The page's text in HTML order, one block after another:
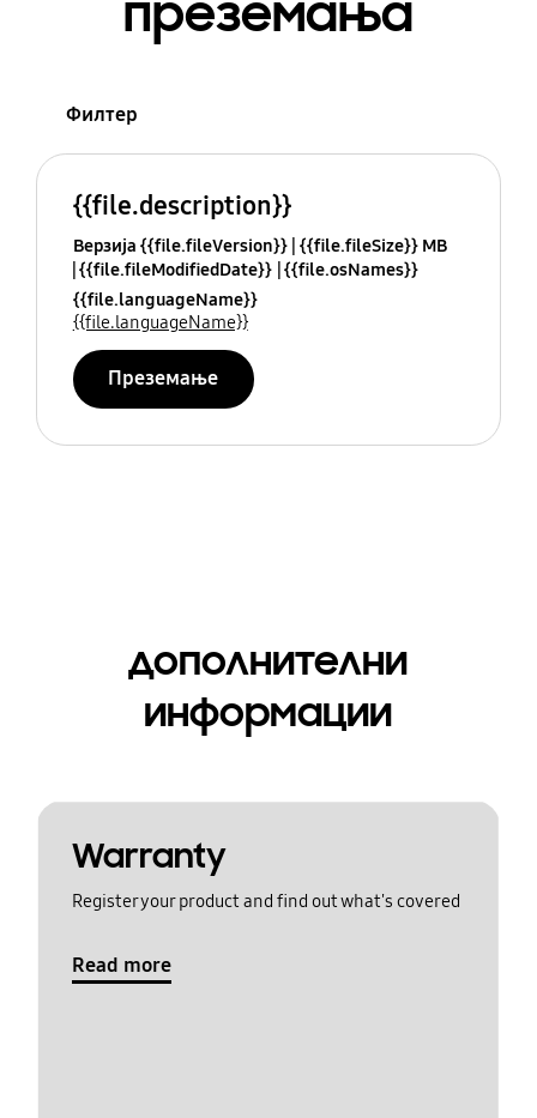
преземања
Филтер
{{file.description}}
Верзија {{file.fileVersion}} {{file.fileSize}} MB
{{file.fileModifiedDate}} {{file.osNames}}
{{file.languageName}}
{{file.languageName}}
Преземање
дополнителни
информации
Warranty
Register your product and find out what's covered
Read more